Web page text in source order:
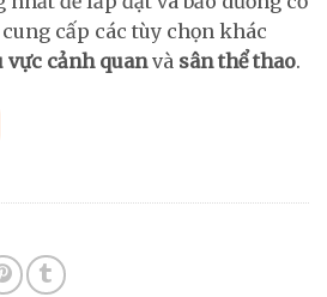
cấp các tùy chọn khác
vực cảnh quanvà sân thể thao.